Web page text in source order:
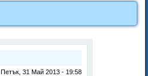
Петък, 31 Май 2013 - 19:58